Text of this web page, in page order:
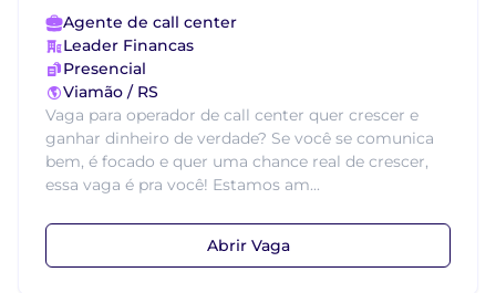
Agente de call center
Leader Financas
Presencial
Viamão / RS
Vaga para operador de call center quer crescer e
ganhar dinheiro de verdade? Se você se comunica
bem, é focado e quer uma chance real de crescer,
essa vaga é pra você! Estamos am...
Abrir Vaga